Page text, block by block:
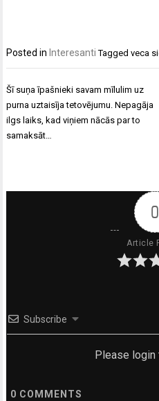
Posted in Interesanti Taggedveca
Ziņu
izvēlne
Šī suņa īpašnieki savam mīlulim uz
purna uztaisīja tetovējumu. Nepagāja
ilgs laiks, kad viņiem nācās par to
samaksāt…
0
Article
Subscribe
Please
0 COMMENTS